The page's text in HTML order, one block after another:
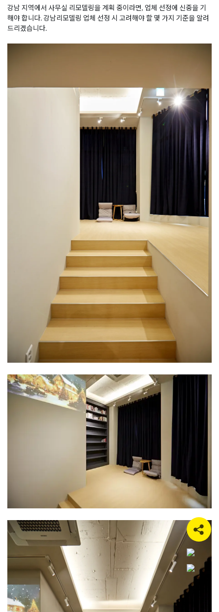
강남 지역에서 사무실 리모델링을 계획 중이라면, 업체 선정에 신중을 기
해야 합니다. 강남리모델링 업체 선정 시 고려해야 할 몇 가지 기준을 알려
드리겠습니다.